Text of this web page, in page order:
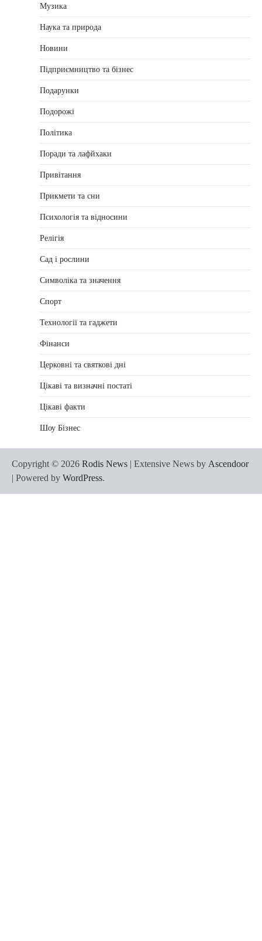
Музика
Наука та природа
Новини
Підприємництво та бізнес
Подарунки
Подорожі
Політика
Поради та лафйхаки
Привітання
Прикмети та сни
Психологія та відносини
Релігія
Сад і рослини
Символіка та значення
Спорт
Технології та гаджети
Фінанси
Церковні та святкові дні
Цікаві та визначні постаті
Цікаві факти
Шоу Бізнес
Copyright © 2026 Rodis News | Extensive News by Ascendoor
| Powered by WordPress.